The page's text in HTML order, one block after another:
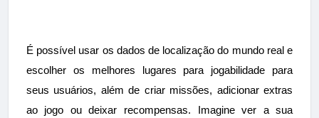
É possível usar os dados de localização do mundo real e
escolher os melhores lugares para jogabilidade para
seus usuários, além de criar missões, adicionar extras
ao jogo ou deixar recompensas. Imagine ver a sua